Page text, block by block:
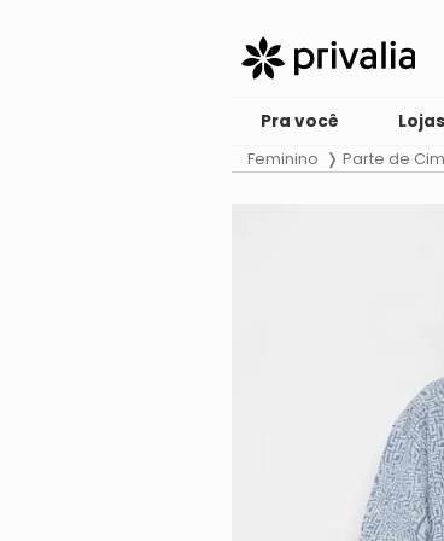
Pra você Lojas
Feminino Parte de